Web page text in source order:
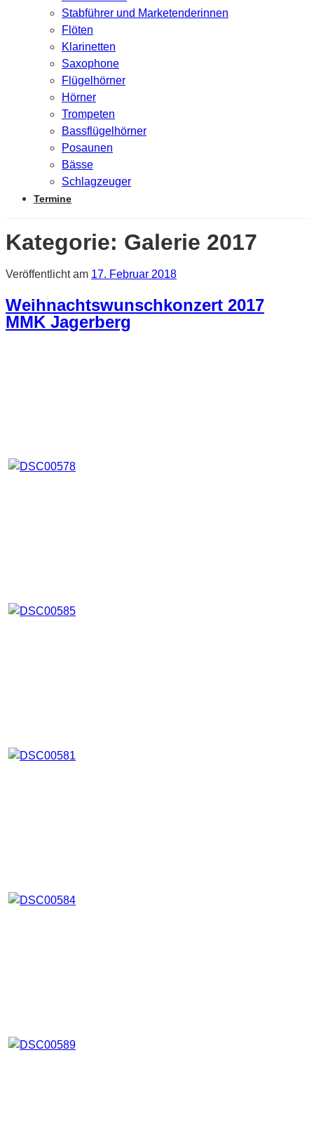
Stabführer und Marketenderinnen
Flöten
Klarinetten
Saxophone
Flügelhörner
Hörner
Trompeten
Bassflügelhörner
Posaunen
Bässe
Schlagzeuger
Termine
Kategorie: Galerie 2017
Veröffentlicht am 17. Februar 2018
Weihnachtswunschkonzert 2017
MMK Jagerberg